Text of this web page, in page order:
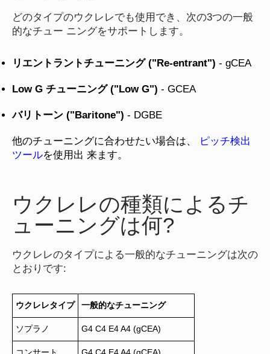
どのタイプのウクレレでも使用でき、次の3つの一般
的なチュー ニングをサポートします。
リエントラントチューニング ("Re-entrant") - gCEA
Low G チューニング ("Low G") - GCEA
バリトーン ("Baritone") - DGBE
他のチューニングに合わせたい場合は、
ピッチ検出
ツールを使用出 来ます。
ウクレレの種類によるチ
ューニングは何?
ウクレレのタイプによる一般的なチューニングは次の
とおりです:
ウクレレタイプ 一般的なチューニング
ソプラノ G4 C4 E4 A4 (gCEA)
コンサート G4 C4 E4 A4 (gCEA)